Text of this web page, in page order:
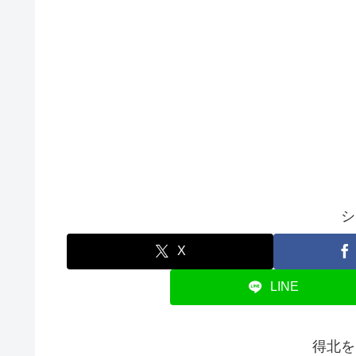
X
LINE
得北